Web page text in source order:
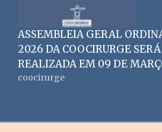
ASSEMBLEIA GERAL
2026 DA COOCIRURGE SERÁ
REALIZADA EM 09 DE
coocirurge